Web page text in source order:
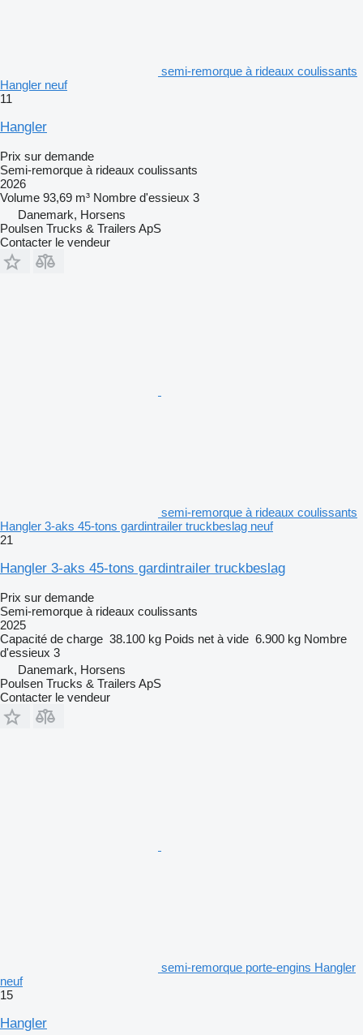
semi-remorque à rideaux coulissants
Hangler neuf
11
Hangler
Prix sur demande
Semi-remorque à rideaux coulissants
2026
Volume 93,69 m³ Nombre d'essieux 3
Danemark, Horsens
Poulsen Trucks & Trailers ApS
Contacter le vendeur
semi-remorque à rideaux coulissants
Hangler 3-aks 45-tons gardintrailer truckbeslag neuf
21
Hangler 3-aks 45-tons gardintrailer truckbeslag
Prix sur demande
Semi-remorque à rideaux coulissants
2025
Capacité de charge 38.100 kg Poids net à vide 6.900 kg Nombre
d'essieux 3
Danemark, Horsens
Poulsen Trucks & Trailers ApS
Contacter le vendeur
semi-remorque porte-engins Hangler
neuf
15
Hangler